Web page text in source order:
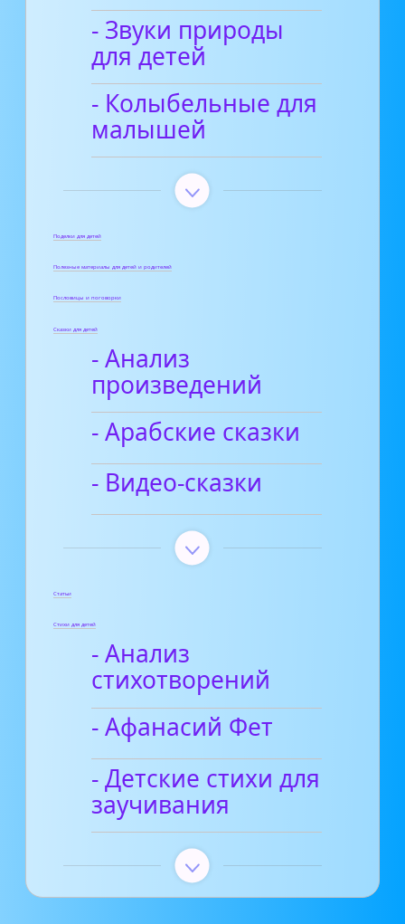
- Звуки природы
для детей
- Колыбельные для
малышей
Поделки для детей
Полезные материалы для детей и родителей
Пословицы и поговорки
Сказки для детей
- Анализ
произведений
- Арабские сказки
- Видео-сказки
Статьи
Стихи для детей
- Анализ
стихотворений
- Афанасий Фет
- Детские стихи для
заучивания